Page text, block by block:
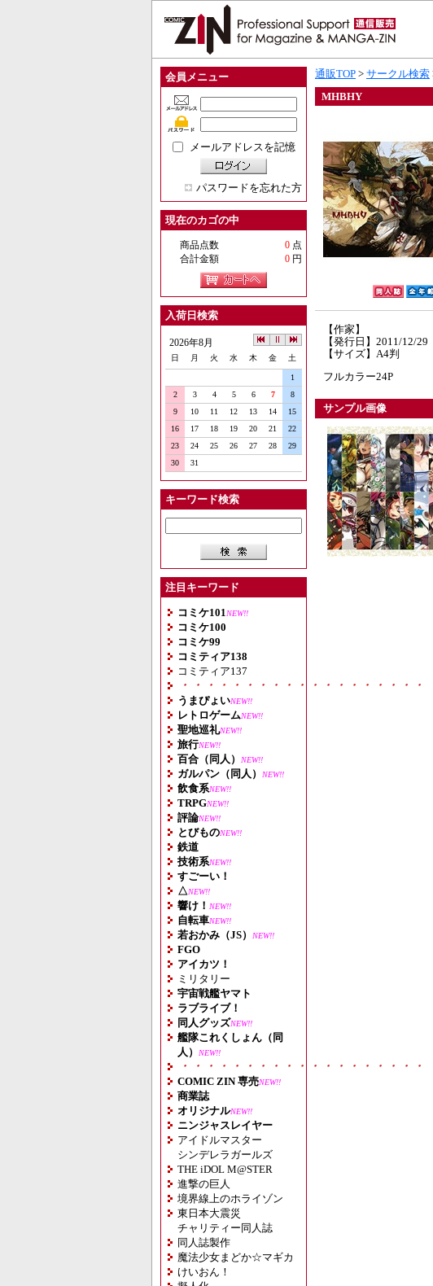
会員メニュー
メールアドレスを記憶
パスワードを忘れた方
現在のカゴの中
商品点数 0 点
合計金額
0 円
入荷日検索
2026年8月
日 月 火 水 木 金 土
1
2
3 4 5 6 7
8
9
10 11 12 13 14
15
16
17 18 19 20 21
22
23
24 25 26 27 28
29
30
31
キーワード検索
注目キーワード
コミケ101 NEW!!
コミケ100
コミケ99
コミティア138
コミティア137
・・・・・・・・・・・・・・・・・・・
うまぴょいNEW!!
レトロゲームNEW!!
聖地巡礼NEW!!
旅行NEW!!
百合（同人） NEW!!
ガルパン（同人） NEW!!
飲食系NEW!!
TRPGNEW!!
評論NEW!!
とびものNEW!!
鉄道
技術系NEW!!
すごーい！
△NEW!!
響け！ NEW!!
自転車NEW!!
若おかみ（JS） NEW!!
FGO
アイカツ！
ミリタリー
宇宙戦艦ヤマト
ラブライブ！
同人グッズNEW!!
艦隊これくしょん（同
人）
NEW!!
・・・・・・・・・・・・・・・・・・・
COMIC ZIN 専売NEW!!
商業誌
オリジナルNEW!!
ニンジャスレイヤー
アイドルマスター
シンデレラガールズ
THE iDOL M@STER
進撃の巨人
境界線上のホライゾン
東日本大震災
チャリティー同人誌
同人誌製作
魔法少女まどか☆マギカ
けいおん！
通販TOP > サークル検索
MHBHY
【作家】
【発行日】2011/12/29
【サイズ】A4判
フルカラー24P
サンプル画像